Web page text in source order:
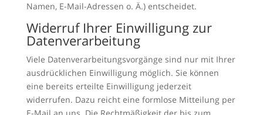
Namen, E-Mail-Adressen o. Ä.) entscheidet.
Widerruf Ihrer Einwilligung zur
Datenverarbeitung
Viele Datenverarbeitungsvorgänge sind nur mit Ihrer
ausdrücklichen Einwilligung möglich. Sie können
eine bereits erteilte Einwilligung jederzeit
widerrufen. Dazu reicht eine formlose Mitteilung per